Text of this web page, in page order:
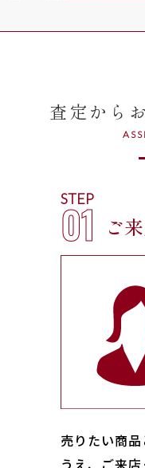
査定から
STEP
01 ご
売りたい商
うえ、ご来店